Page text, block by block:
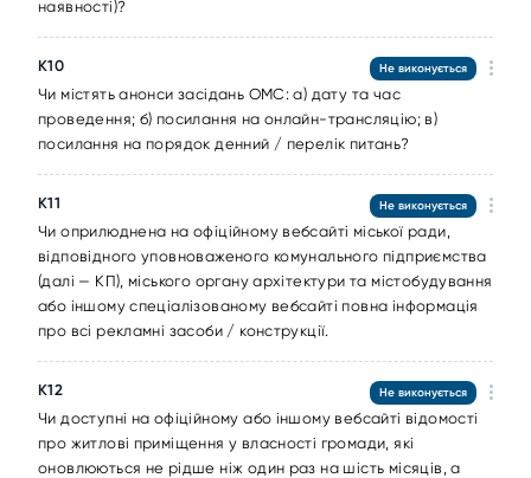
наявності)?
К10
Чи містять анонси засідань ОМС: а) дату та час
проведення; б) посилання на онлайн-трансляцію; в)
посилання на порядок денний / перелік питань?
Не виконується
К11
Чи оприлюднена на офіційному вебсайті міської ради,
відповідного уповноваженого комунального підприємства
(далі — КП), міського органу архітектури та містобудування
або іншому спеціалізованому вебсайті повна інформація
про всі рекламні засоби / конструкції.
Не виконується
К12
Чи доступні на офіційному або іншому вебсайті відомості
про житлові приміщення у власності громади, які
оновлюються не рідше ніж один раз на шість місяців, а
Не виконується